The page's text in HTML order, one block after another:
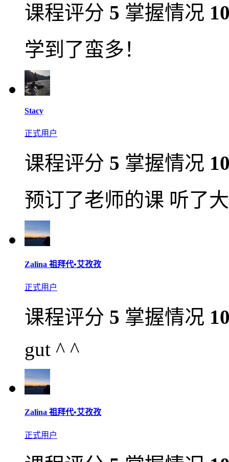
课程评分 5 掌握情况
学到了蛮多！
Stacy
正式用户
课程评分 5 掌握情况
预订了老师的课 听了
Zalina 祖拜代•艾孜孜
正式用户
课程评分 5 掌握情况
gut ^ ^
Zalina 祖拜代•艾孜孜
正式用户